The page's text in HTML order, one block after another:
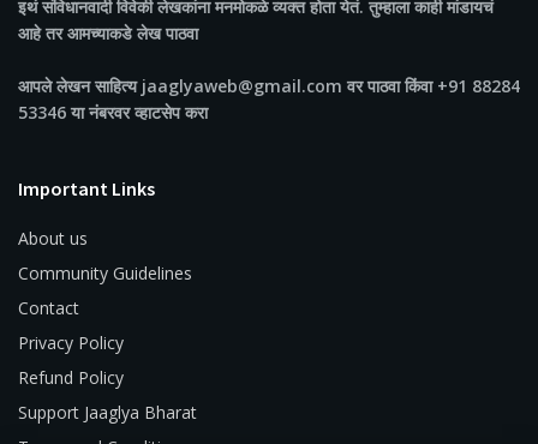
इथं संविधानवादी विवेकी लेखकांना मनमोकळे व्यक्त होता येतं. तुम्हाला काही मांडायचं
आहे तर आमच्याकडे लेख पाठवा
आपले लेखन साहित्य jaaglyaweb@gmail.com वर पाठवा किंवा +91 88284
53346 या नंबरवर व्हाटसेप करा
Important Links
About us
Community Guidelines
Contact
Privacy Policy
Refund Policy
Support Jaaglya Bharat